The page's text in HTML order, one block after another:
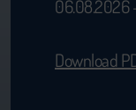
06.08.2026
Download